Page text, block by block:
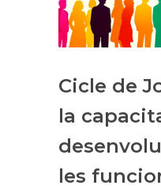
Cicle de
la
les